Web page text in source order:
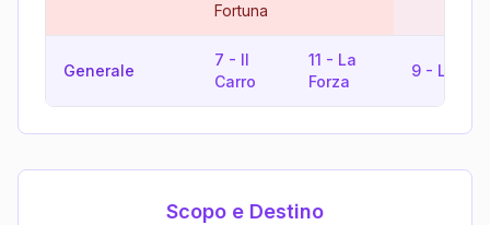
Fortuna
Generale
7 - Il
Carro
11 - La
Forza
9 -
Scopo e Destino